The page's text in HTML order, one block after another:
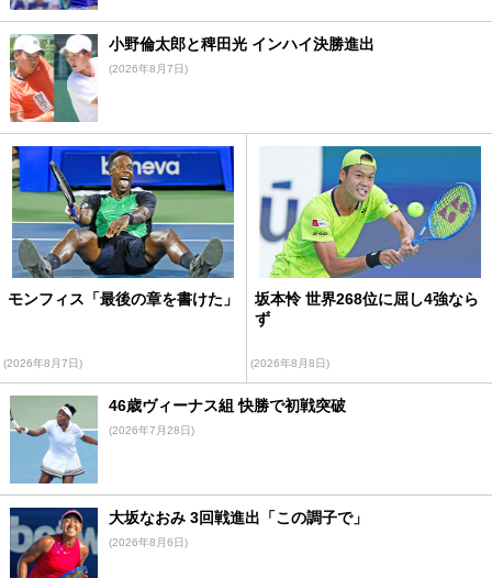
小野倫太郎と稗田光 インハイ決勝進出
(2026年8月7日)
モンフィス「最後の章を書けた」
(2026年8月7日)
坂本怜 世界268位に屈し4強なら
ず
(2026年8月8日)
46歳ヴィーナス組 快勝で初戦突破
(2026年7月28日)
大坂なおみ 3回戦進出「この調子で」
(2026年8月6日)